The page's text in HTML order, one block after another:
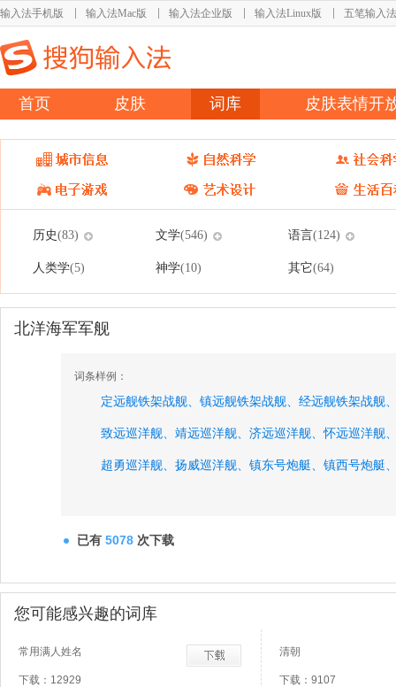
输入法手机版 输入法Mac版 输入法企业版 输入法Linux版 五笔输入法
首页 皮肤 词库 皮肤表情开
历史(83) 文学(546) 语言(124)
人类学(5) 神学(10) 其它(64)
北洋海军军舰
词条样例：
定远舰铁架战舰、 镇远舰铁架战舰、 经远舰铁架战舰
致远巡洋舰、 靖远巡洋舰、 济远巡洋舰、怀远巡洋舰
超勇巡洋舰、 扬威巡洋舰、 镇东号炮艇、 镇西号炮艇
已有 5078 次下载
您可能感兴趣的词库
常用满人姓名
下载：12929
清朝
下载：9107